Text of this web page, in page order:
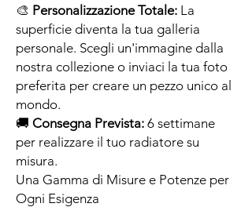
🎨 Personalizzazione Totale: La
superficie diventa la tua galleria
personale. Scegli un'immagine dalla
nostra collezione o inviaci la tua foto
preferita per creare un pezzo unico al
mondo.
🚚 Consegna Prevista: 6 settimane
per realizzare il tuo radiatore su
misura.
Una Gamma di Misure e Potenze per
Ogni Esigenza